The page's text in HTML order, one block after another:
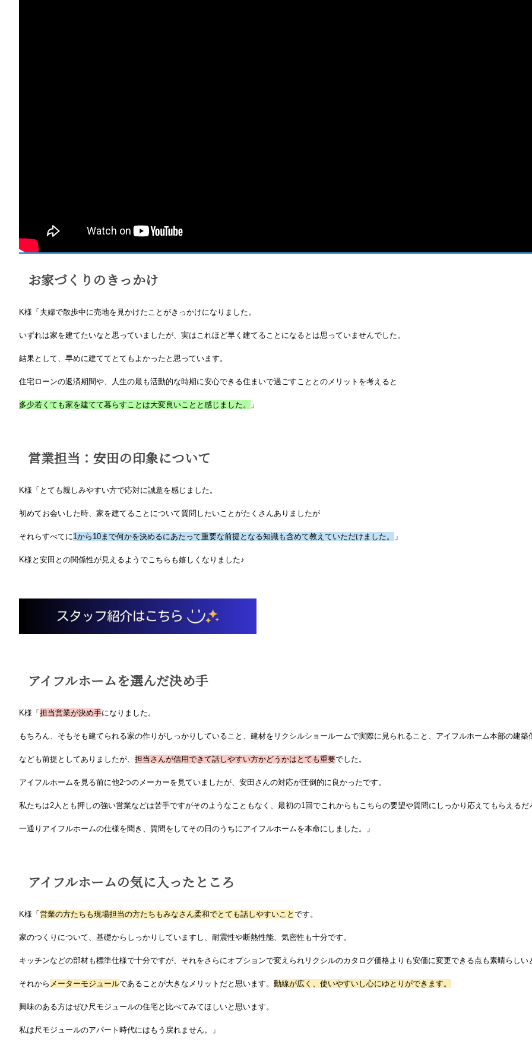
お家づくりのきっかけ
K様「夫婦で散歩中に売地を見かけたことがきっかけになりました。
いずれは家を建てたいなと思っていましたが、実はこれほど早く建てることになるとは思っていませんでした。
結果として、早めに建ててとてもよかったと思っています。
住宅ローンの返済期間や、人生の最も活動的な時期に安心できる住まいで過ごすこととのメリットを考えると
多少若くても家を建てて暮らすことは大変良いことと感じました。 」
営業担当：安田の印象について
K様「とても親しみやすい方で応対に誠意を感じました。
初めてお会いした時、家を建てることについて質問したいことがたくさんありましたが
それらすべてに1から10まで何かを決めるにあたって重要な前提となる知識も含めて教えていただけました。 」
K様と安田との関係性が見えるようでこちらも嬉しくなりました♪
アイフルホームを選んだ決め手
K様「 担当営業が決め手になりました。
もちろん、そもそも建てられる家の作りがしっかりしていること、建材をリクシルショールームで実際に見られること、アイフルホーム本部の建築
なども前提としてありましたが、 担当さんが信用できて話しやすい方かどうかはとても重要でした。
アイフルホームを見る前に他2つのメーカーを見ていましたが、安田さんの対応が圧倒的に良かったです。
私たちは2人とも押しの強い営業などは苦手ですがそのようなこともなく、最初の1回でこれからもこちらの要望や質問にしっかり応えてもらえるだ
一通りアイフルホームの仕様を聞き、質問をしてその日のうちにアイフルホームを本命にしました。」
アイフルホームの気に入ったところ
K様「 営業の方たちも現場担当の方たちもみなさん柔和でとても話しやすいこと です。
家のつくりについて、基礎からしっかりしていますし、耐震性や断熱性能、気密性も十分です。
キッチンなどの部材も標準仕様で十分ですが、それをさらにオプションで変えられリクシルのカタログ価格よりも安価に変更できる点も素晴らしい
それから メーターモジュールであることが大きなメリットだと思います。 動線が広く、使いやすいし心にゆとりができます。
興味のある方はぜひ尺モジュールの住宅と比べてみてほしいと思います。
私は尺モジュールのアパート時代にはもう戻れません。」